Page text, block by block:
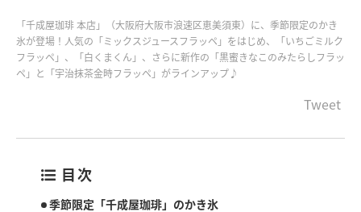
「千成屋珈琲 本店」（大阪府大阪市浪速区恵美須東）に、季節限定のかき
氷が登場！人気の「ミックスジュースフラッペ」をはじめ、「いちごミルク
フラッペ」、「白くまくん」、さらに新作の「黒蜜きなこのみたらしフラッ
ペ」と「宇治抹茶金時フラッペ」がラインアップ♪
Tweet
目次
季節限定「千成屋珈琲」のかき氷